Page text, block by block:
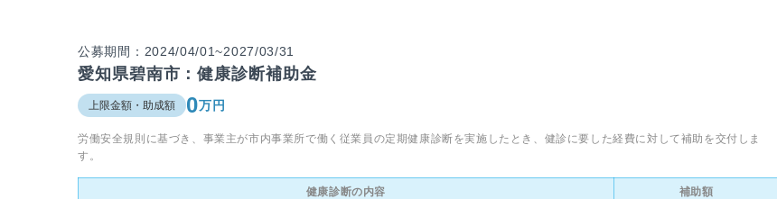
公募期間：2024/04/01~2027/03/31
愛知県碧南市：健康診断補助金
上限金額・助成額 0万円
労働安全規則に基づき、事業主が市内事業所で働く従業員の定期健康診断を実施したとき、健診に要した経費に対して補助を交付しま
す。
健康診断の内容 補助額